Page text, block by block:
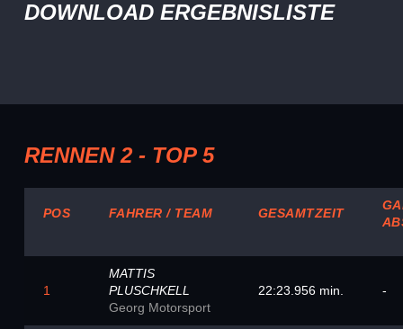
DOWNLOAD ERGEBNISLISTE
RENNEN 2 - TOP 5
POS FAHRER / TEAM GESAMTZEIT
1
MATTIS
PLUSCHKELL
Georg Motorsport
22:23.956 min. -